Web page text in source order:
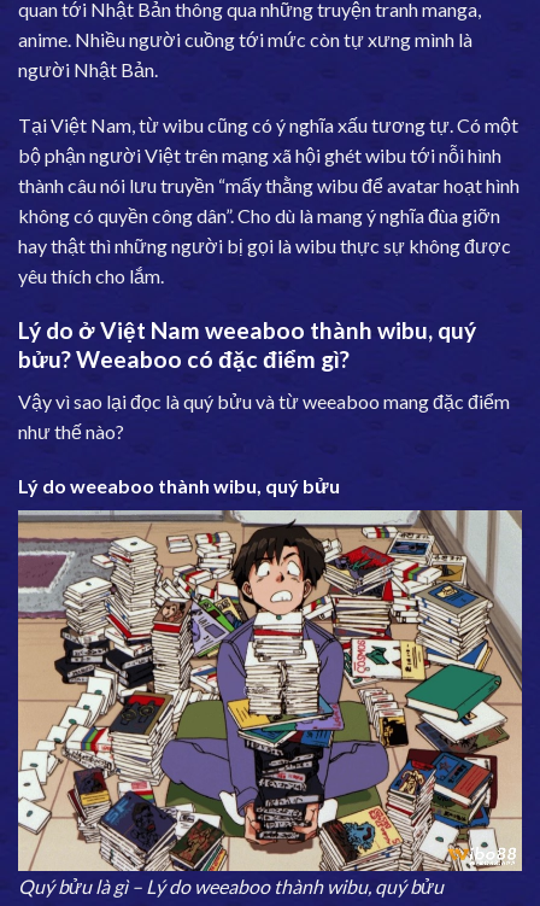
quan tới Nhật Bản thông qua những truyện tranh manga,
anime. Nhiều người cuồng tới mức còn tự xưng mình là
người Nhật Bản.
Tại Việt Nam, từ wibu cũng có ý nghĩa xấu tương tự. Có một
bộ phận người Việt trên mạng xã hội ghét wibu tới nỗi hình
thành câu nói lưu truyền “mấy thằng wibu để avatar hoạt hình
không có quyền công dân”. Cho dù là mang ý nghĩa đùa giỡn
hay thật thì những người bị gọi là wibu thực sự không được
yêu thích cho lắm.
Lý do ở Việt Nam weeaboo thành wibu, quý
bửu? Weeaboo có đặc điểm gì?
Vậy vì sao lại đọc là quý bửu và từ weeaboo mang đặc điểm
như thế nào?
Lý do weeaboo thành wibu, quý bửu
Quý bửu là gì – Lý do weeaboo thành wibu, quý bửu